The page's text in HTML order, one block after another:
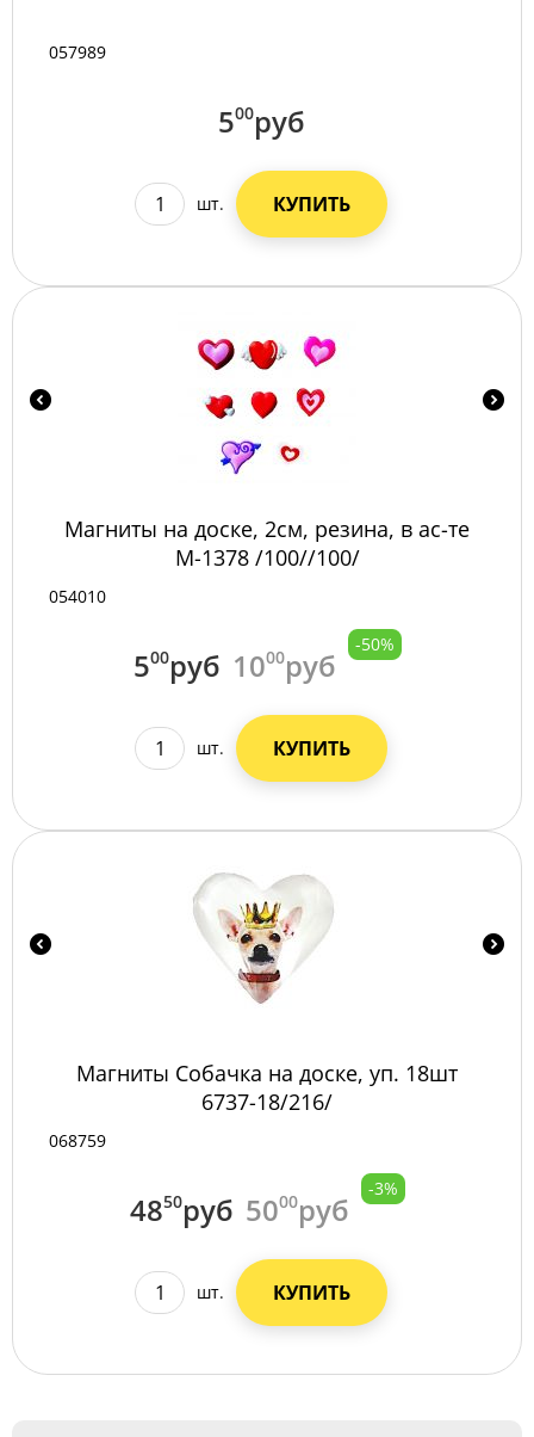
057989
500руб
шт. КУПИТЬ
Магниты на доске, 2см, резина, в ас-те
M-1378 /100//100/
054010
500руб 1000руб
-50%
шт. КУПИТЬ
Магниты Собачка на доске, уп. 18шт
6737-18/216/
068759
4850руб 5000руб
-3%
шт. КУПИТЬ